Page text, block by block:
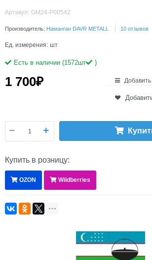
Артикул: GM24-P00542
Производитель: Наманган DAVR METALL 10 отзывов
Ед. измерения: шт
Есть в наличии (1572шт )
1 700₽
Купить в розницу:
OZON Wildberries